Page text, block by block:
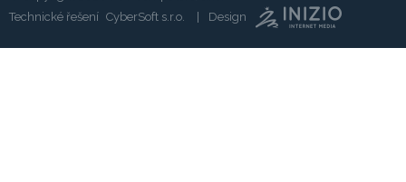
Technické řešení CyberSoft s.r.o. Design